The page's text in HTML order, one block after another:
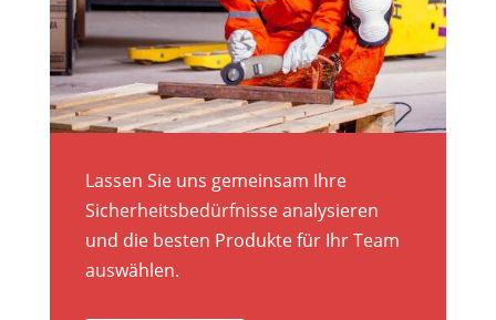
Lassen Sie uns gemeinsam Ihre
Sicherheitsbedürfnisse analysieren
und die besten Produkte für Ihr Team
auswählen.